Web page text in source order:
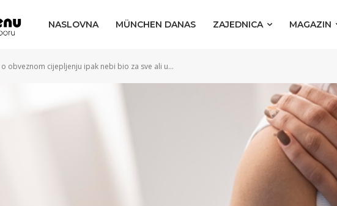
NASLOVNA MÜNCHEN DANAS ZAJEDNICA MAGAZIN
obveznom cijepljenju ipak nebi bio za sve ali u...